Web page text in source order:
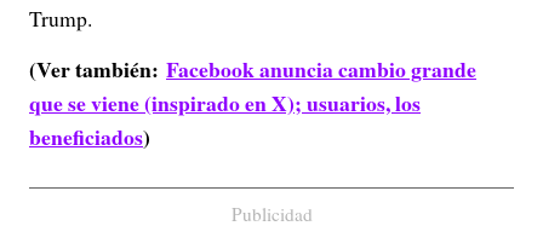
Trump.
(Ver también: Facebook anuncia cambio grande
que se viene (inspirado en X); usuarios, los
beneficiados)
Publicidad